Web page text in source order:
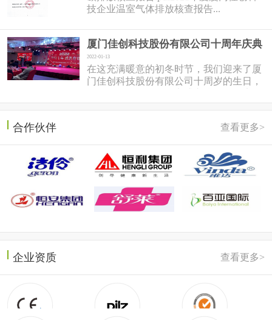
技企业温室气体排放核查报告...
厦门佳创科技股份有限公司十周年庆典
2022-01-13
在这充满暖意的初冬时节，我们迎来了厦
门佳创科技股份有限公司十周岁的生日，
重召开。岱总回想十年前，佳...
合作伙伴 查看更多>
企业资质 查看更多>